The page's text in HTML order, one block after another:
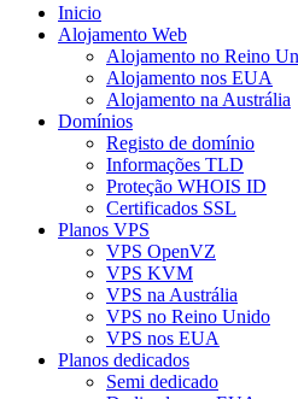
Inicio
Alojamento Web
Alojamento no Reino
Alojamento nos EUA
Alojamento na Austrália
Domínios
Registo de domínio
Informações TLD
Proteção WHOIS ID
Certificados SSL
Planos VPS
VPS OpenVZ
VPS KVM
VPS na Austrália
VPS no Reino Unido
VPS nos EUA
Planos dedicados
Semi dedicado